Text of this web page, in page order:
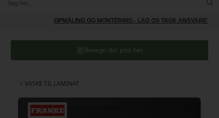
OPMÅLING OG MONTERING - LAD OS TAGE ANSVARET
Beregn din pris her
VASKE TIL LAMINAT